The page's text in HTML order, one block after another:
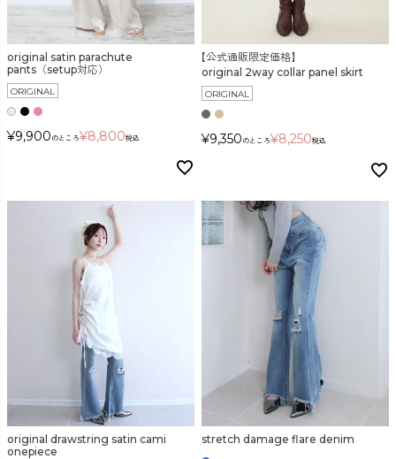
original satin parachute
pants（setup対応）
ORIGINAL
¥9,900 のところ¥8,800税込
【公式通販限定価格】
original 2way collar panel skirt
ORIGINAL
¥9,350 のところ¥8,250税込
original drawstring satin cami
onepiece
stretch damage flare denim